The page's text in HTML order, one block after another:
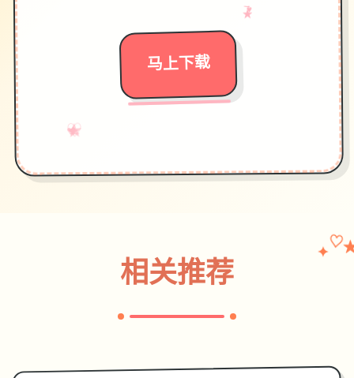
马上下载
→
♥
★
✧
♡
★
♥
→
✦
相关推荐
✦♡